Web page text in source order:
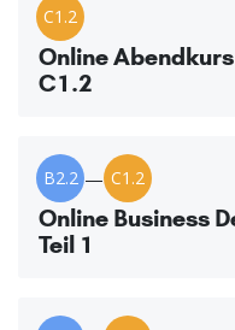
C1.2
Online
C1.2
B2.2 — C1.2
Online Business
Teil 1